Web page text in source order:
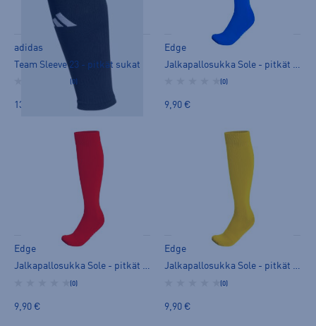
adidas
Team Sleeve 23 - pitkät sukat
(0)
13,00 €
Edge
(0)
9,90 €
Edge
Jalkapallosukka Sole - pitkät sukat
(0)
9,90 €
Edge
Jalkapallosukka Sole - pitkät sukat
(0)
9,90 €